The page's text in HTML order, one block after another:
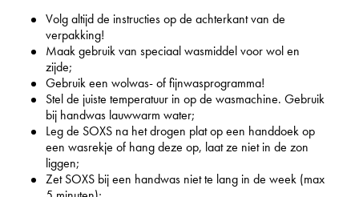
Volg altijd de instructies op de achterkant van de
verpakking!
Maak gebruik van speciaal wasmiddel voor wol en
zijde;
Gebruik een wolwas- of fijnwasprogramma!
Stel de juiste temperatuur in op de wasmachine. Gebruik
bij handwas lauwwarm water;
Leg de SOXS na het drogen plat op een handdoek op
een wasrekje of hang deze op, laat ze niet in de zon
liggen;
Zet SOXS bij een handwas niet te lang in de week (max